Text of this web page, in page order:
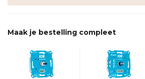
Maak je bestelling compleet